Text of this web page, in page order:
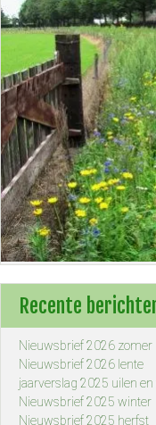
Recente
Nieuwsbrief 2026 zomer
Nieuwsbrief 2026 lente
jaarverslag 2025 uilen
Nieuwsbrief 2025 winter
Nieuwsbrief 2025 herfst